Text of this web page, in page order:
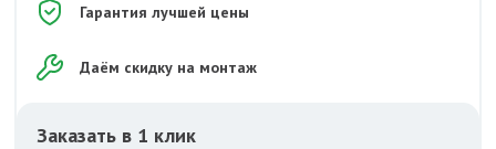
Гарантия лучшей цены
Даём скидку на монтаж
Заказать в 1 клик